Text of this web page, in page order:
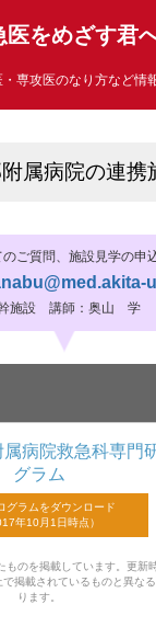
医をめざす君
専攻医のなり方など情
属病院の連携
ご質問、施設見学の申
施設 講師：奥山 学
病院救急科専門
グラム
のを掲載しています。 更新
掲載されているものと異な
ります。